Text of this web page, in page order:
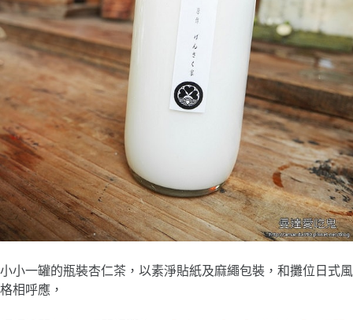
小小一罐的瓶裝杏仁茶，以素淨貼紙及麻繩包裝，和攤位日式風
格相呼應，